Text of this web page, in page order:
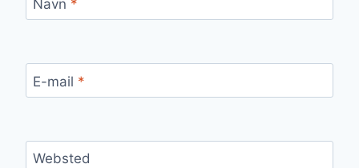
Navn *
E-mail *
Websted